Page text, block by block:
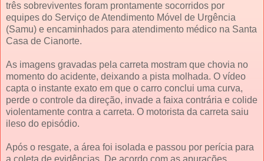
três sobreviventes foram prontamente socorridos por
equipes do Serviço de Atendimento Móvel de Urgência
(Samu) e encaminhados para atendimento médico na Santa
Casa de Cianorte.
As imagens gravadas pela carreta mostram que chovia no
momento do acidente, deixando a pista molhada. O vídeo
capta o instante exato em que o carro conclui uma curva,
perde o controle da direção, invade a faixa contrária e colide
violentamente contra a carreta. O motorista da carreta saiu
ileso do episódio.
Após o resgate, a área foi isolada e passou por perícia para